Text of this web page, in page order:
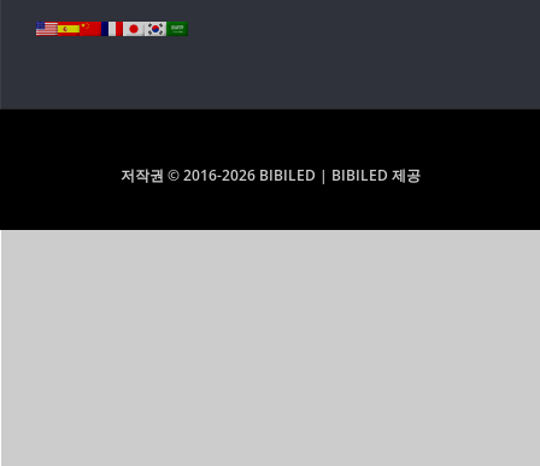
저작권 © 2016-2026 BIBILED | BIBILED 제공